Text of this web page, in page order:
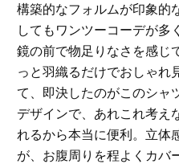
構築的なフォルムが印象的
してもワンツーコーデが多
鏡の前で物足りなさを感じ
っと羽織るだけでおしゃれ
て、即決したのがこのシャ
デザインで、あれこれ考え
れるから本当に便利。立体
が、お腹周りを程よくカバ